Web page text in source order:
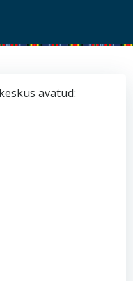
avatud: